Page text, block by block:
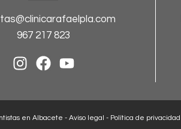
967 217 823
en Albacete - Aviso legal - Política de privacidad